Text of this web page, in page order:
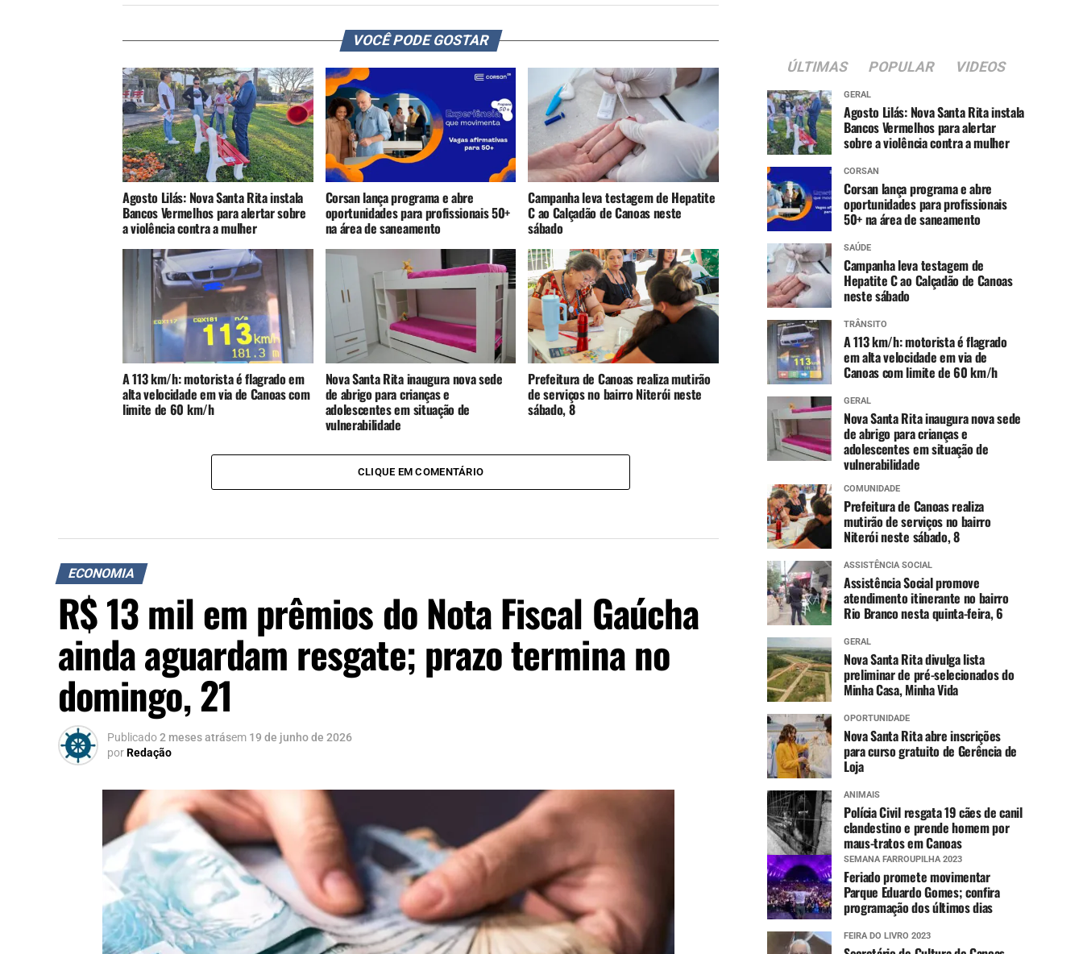
VOCÊ PODE GOSTAR
Agosto Lilás: Nova Santa Rita instala
Bancos Vermelhos para alertar sobre
a violência contra a mulher
Corsan lança programa e abre
oportunidades para profissionais 50+
na área de saneamento
Campanha leva testagem de Hepatite
C ao Calçadão de Canoas neste
sábado
A 113 km/h: motorista é flagrado em
alta velocidade em via de Canoas com
limite de 60 km/h
Nova Santa Rita inaugura nova sede
de abrigo para crianças e
adolescentes em situação de
vulnerabilidade
Prefeitura de Canoas realiza mutirão
de serviços no bairro Niterói neste
sábado, 8
CLIQUE EM COMENTÁRIO
ECONOMIA
R$ 13 mil em prêmios do Nota Fiscal Gaúcha
ainda aguardam resgate; prazo termina no
domingo, 21
Publicado2 meses atrásem 19 de junho de 2026
porRedação
ÚLTIMAS POPULAR VIDEOS
GERAL
Agosto Lilás: Nova Santa Rita instala
Bancos Vermelhos para alertar
sobre a violência contra a mulher
CORSAN
Corsan lança programa e abre
oportunidades para profissionais
50+ na área de saneamento
SAÚDE
Campanha leva testagem de
Hepatite C ao Calçadão de Canoas
neste sábado
TRÂNSITO
A 113 km/h: motorista é flagrado
em alta velocidade em via de
Canoas com limite de 60 km/h
GERAL
Nova Santa Rita inaugura nova sede
de abrigo para crianças e
adolescentes em situação de
vulnerabilidade
COMUNIDADE
Prefeitura de Canoas realiza
mutirão de serviços no bairro
Niterói neste sábado, 8
ASSISTÊNCIA SOCIAL
Assistência Social promove
atendimento itinerante no bairro
Rio Branco nesta quinta-feira, 6
GERAL
Nova Santa Rita divulga lista
preliminar de pré-selecionados do
Minha Casa, Minha Vida
OPORTUNIDADE
Nova Santa Rita abre inscrições
para curso gratuito de Gerência de
Loja
ANIMAIS
Polícia Civil resgata 19 cães de canil
clandestino e prende homem por
maus-tratos em Canoas
SEMANA FARROUPILHA 2023
Feriado promete movimentar
Parque Eduardo Gomes; confira
programação dos últimos dias
FEIRA DO LIVRO 2023